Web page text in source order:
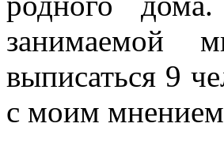
занимаемой
выписаться 9
с моим